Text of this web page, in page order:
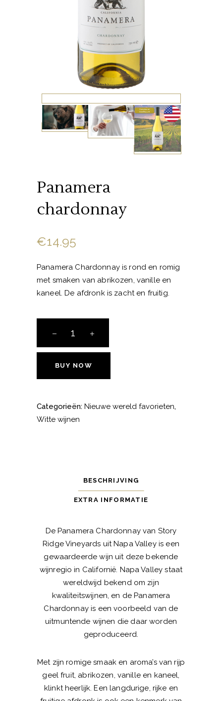
Panamera
chardonnay
€14.95
Panamera Chardonnay is rond en romig
met smaken van abrikozen, vanille en
kaneel. De afdronk is zacht en fruitig.
chardonnay
aantal
BUY NOW
Categorieën: Nieuwe wereld favorieten,
Witte wijnen
BESCHRIJVING
EXTRA INFORMATIE
De Panamera Chardonnay van Story
Ridge Vineyards uit Napa Valley is een
gewaardeerde wijn uit deze bekende
wijnregio in Californië. Napa Valley staat
wereldwijd bekend om zijn
kwaliteitswijnen, en de Panamera
Chardonnay is een voorbeeld van de
uitmuntende wijnen die daar worden
geproduceerd.
Met zijn romige smaak en aroma’s van rijp
geel fruit, abrikozen, vanille en kaneel,
klinkt heerlijk. Een langdurige, rijke en